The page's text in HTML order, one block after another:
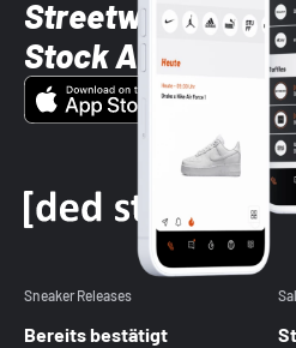
Streetwear-
Stock App
Sneaker Releases
Bereits bestätigt